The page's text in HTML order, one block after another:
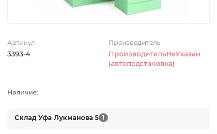
Артикул
3393-4
Производитель
ПроизводительНеУказан
(автоподстановка)
Наличие:
Склад Уфа Лукманова 5 1